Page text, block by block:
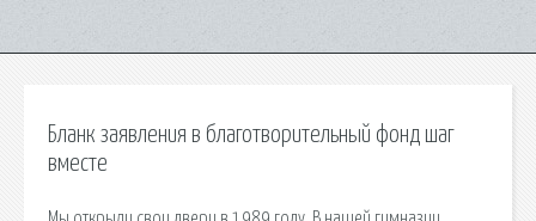
Бланк заявления в благотворительный фонд шаг
вместе